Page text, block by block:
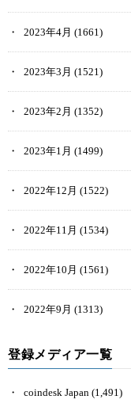
2023年4月 (1661)
2023年3月 (1521)
2023年2月 (1352)
2023年1月 (1499)
2022年12月 (1522)
2022年11月 (1534)
2022年10月 (1561)
2022年9月 (1313)
登録メディア一覧
coindesk Japan (1,491)